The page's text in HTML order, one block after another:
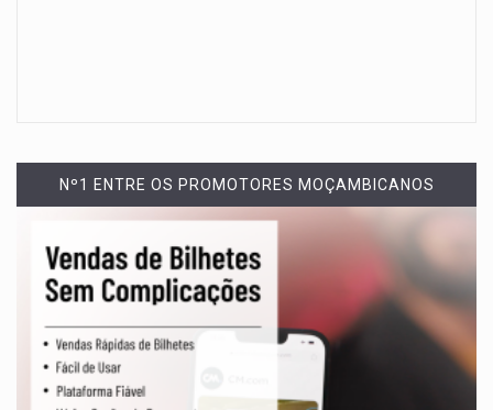
Nº1 ENTRE OS PROMOTORES MOÇAMBICANOS